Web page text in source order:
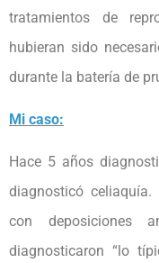
tratamientos de
hubieran sido
durante la batería de
Mi caso:
Hace 5 años
diagnosticó
con deposiciones
diagnosticaron “lo